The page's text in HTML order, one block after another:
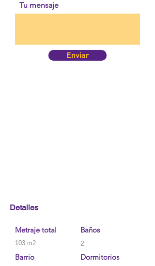
Tu mensaje
Enviar
Detalles
Metraje total Baños
103 m2 2
Dormitorios
Barrio